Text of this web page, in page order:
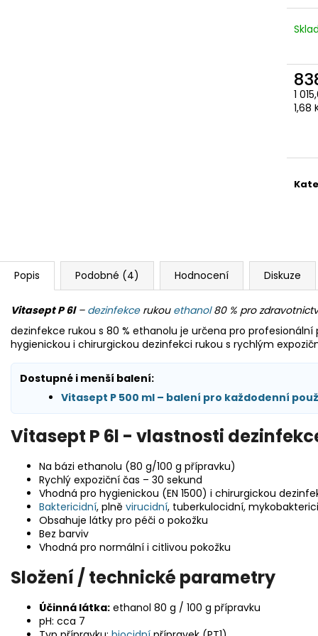
1
1,68
Popis Podobné (4) Hodnocení Diskuze
Vitasept P 6l– dezinfekcerukou ethanol80 % pro
dezinfekce rukou s 80 % ethanolu je určena pro profesionální
hygienickou i chirurgickou dezinfekci rukou s rychlým
Dostupné i menší balení:
Vitasept P 500 ml – balení pro každodenní
Vitasept P 6l - vlastnosti
Na bázi ethanolu (80 g/100 g přípravku)
Rychlý expoziční čas – 30 sekund
Vhodná pro hygienickou (EN 1500) i chirurgickou
Baktericidní, plně virucidní, tuberkulocidní,
Obsahuje látky pro péči o pokožku
Bez barviv
Vhodná pro normální i citlivou pokožku
Složení / technické parametry
Účinná látka: ethanol 80 g / 100 g přípravku
pH: cca 7